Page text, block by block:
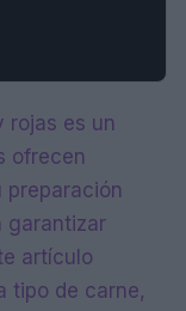
rojas es un
ofrecen
preparación
garantizar
artículo
tipo de carne,